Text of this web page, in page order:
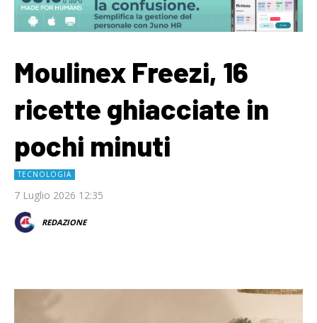
Moulinex Freezi, 16
ricette ghiacciate in
pochi minuti
TECNOLOGIA
7 Luglio 2026 12:35
REDAZIONE